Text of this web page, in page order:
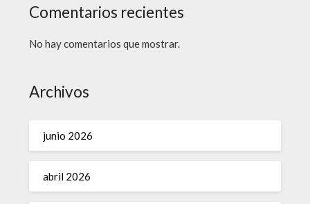
Comentarios recientes
No hay comentarios que mostrar.
Archivos
junio 2026
abril 2026